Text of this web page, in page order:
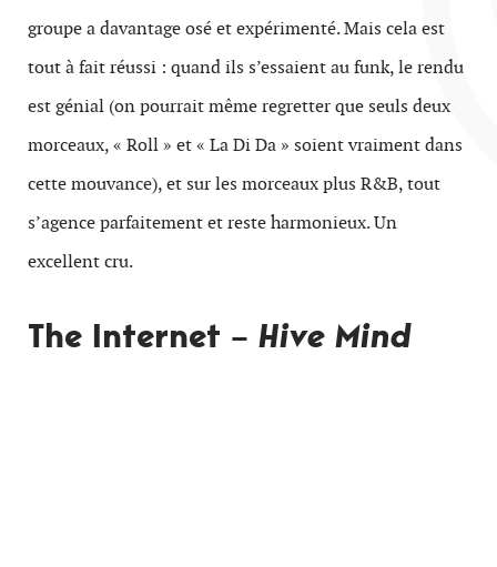
groupe a davantage osé et expérimenté. Mais cela est
tout à fait réussi : quand ils s’essaient au funk, le rendu
est génial (on pourrait même regretter que seuls deux
morceaux, « Roll » et « La Di Da » soient vraiment dans
cette mouvance), et sur les morceaux plus R&B, tout
s’agence parfaitement et reste harmonieux. Un
excellent cru.
The Internet – Hive Mind